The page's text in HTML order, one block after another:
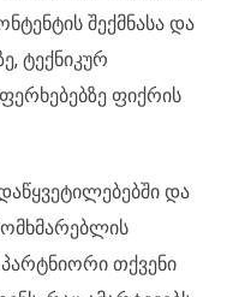
შექმნასა და
ტექნიკურ
ფიქრის
და
თქვენი